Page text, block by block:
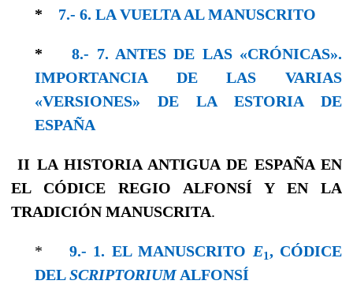
* 7.- 6. LA VUELTA AL MANUSCRITO
*8.- 7. ANTES DE LAS «CRÓNICAS».
IMPORTANCIA DE LAS VARIAS
«VERSIONES» DE LA ESTORIA DE
ESPAÑA
II LA HISTORIA ANTIGUA DE ESPAÑAEN
EL CÓDICE REGIO ALFONSÍ Y EN LA
TRADICIÓN MANUSCRITA.
* 9.- 1. EL MANUSCRITO E1, CÓDICE
DELSCRIPTORIUMALFONSÍ